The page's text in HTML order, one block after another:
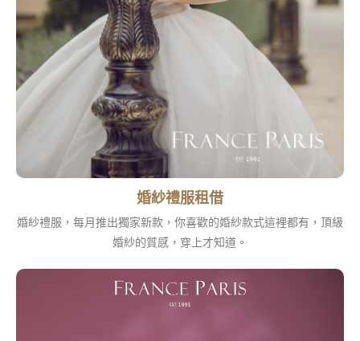
婚紗禮服租借
婚紗禮服，每月推出獨家新款，你喜歡的婚紗款式這裡都有，頂級
婚紗的質感，穿上才知道。